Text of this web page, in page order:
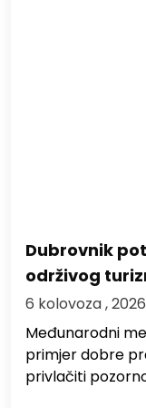
Dubrovnik
održivog
6 kolovoza ,
Međunarodni
primjer dobre
privlačiti